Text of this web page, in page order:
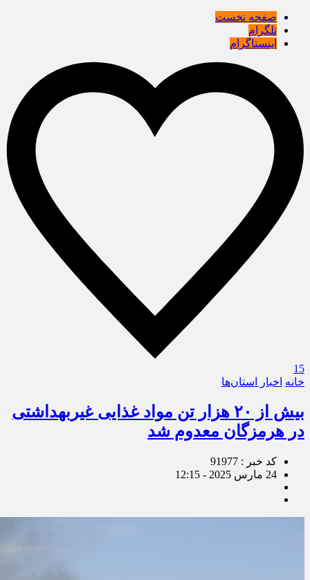
صفحه نخست
تلگرام
اینستاگرام
15
خانه اخبار استان‌ها
بیش‌ از ۲۰ هزار تن مواد غذایی غیربهداشتی
در هرمزگان معدوم شد
کد خبر : 91977
24 مارس 2025 - 12:15